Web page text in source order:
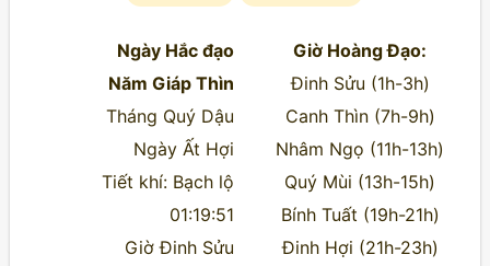
Ngày Hắc đạo
Năm Giáp Thìn
Tháng Quý Dậu
Ngày Ất Hợi
Tiết khí: Bạch lộ
01:19:51
Giờ Đinh Sửu
Giờ Hoàng Đạo:
Đinh Sửu (1h-3h)
Canh Thìn (7h-9h)
Nhâm Ngọ (11h-13h)
Quý Mùi (13h-15h)
Bính Tuất (19h-21h)
Đinh Hợi (21h-23h)